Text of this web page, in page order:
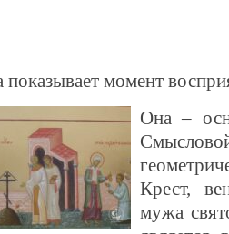
момент
Она –
Крест,
мужа